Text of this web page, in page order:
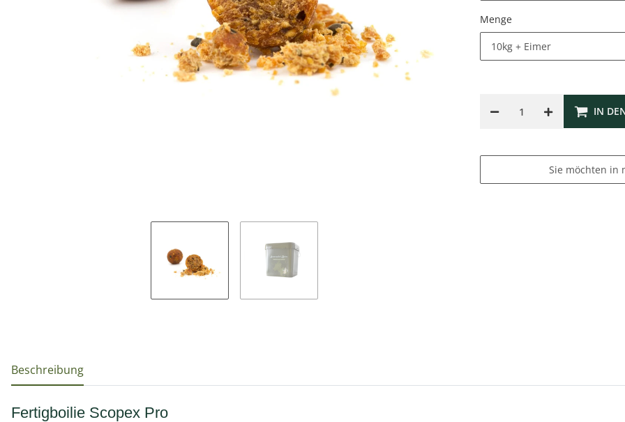
Menge
10kg + Eimer
IN
Sie möchten in
weitere Registerkarten anzeigen
Beschreibung
Fertigboilie Scopex Pro